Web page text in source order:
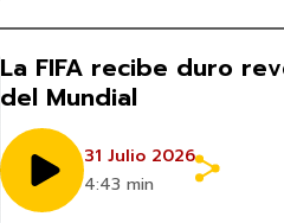
La FIFA recibe duro
del Mundial
31 Julio 2026
4:43 min